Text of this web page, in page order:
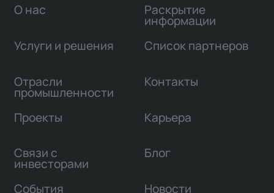
О нас
Услуги и решения
Отрасли
промышленности
Проекты
Связи с
инвесторами
Раскрытие
информации
Список партнеров
Контакты
Карьера
Блог
События Новости